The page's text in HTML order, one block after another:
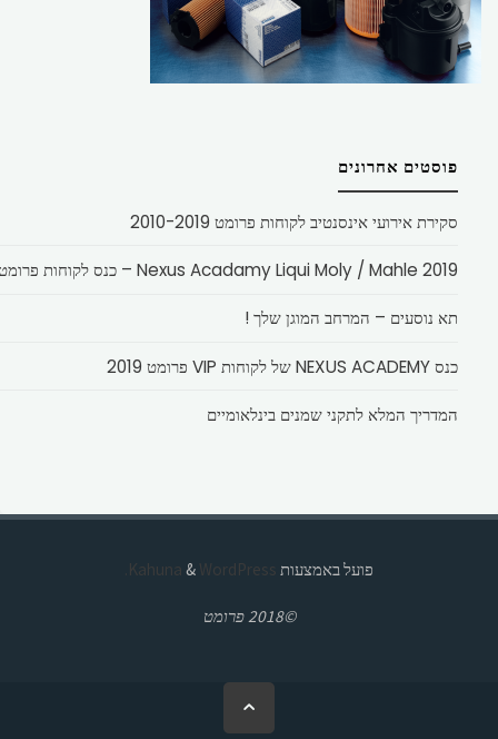
פוסטים אחרונים
סקירת אירועי אינסנטיב לקוחות פרומט 2010-2019
Nexus Acadamy Liqui Moly / Mahle 2019 – כנס לקוחות פרומט
תא נוסעים – המרחב המוגן שלך !
כנס NEXUS ACADEMY של לקוחות VIP פרומט 2019
המדריך המלא לתקני שמנים בינלאומיים
פועל באמצעות & WordPress.
©2018 פרומט
בחזרה
ללמעלה